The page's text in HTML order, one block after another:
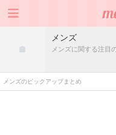
メンズ
メンズに関する注目
メンズのピックアップまとめ